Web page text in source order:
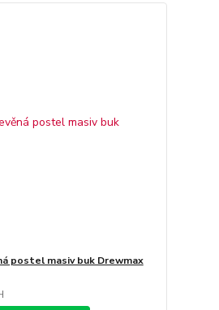
postel masiv buk Drewmax